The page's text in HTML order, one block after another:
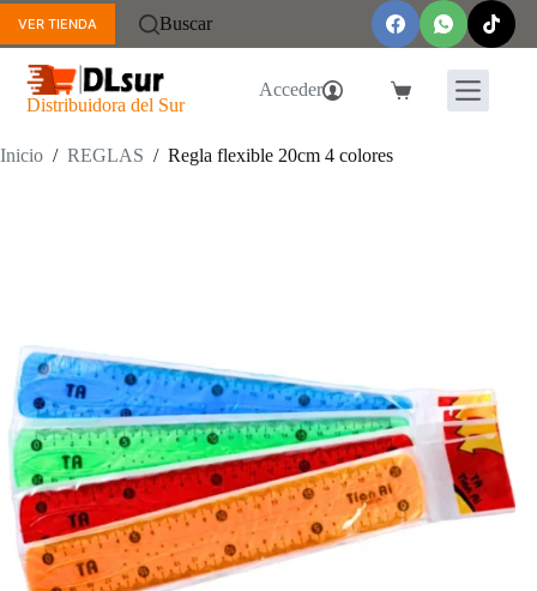
Saltar
contenido
VER TIENDA Buscar
Distribuidora del Sur
Acceder
Carro
Inicio / REGLAS / Regla flexible 20cm 4 colores